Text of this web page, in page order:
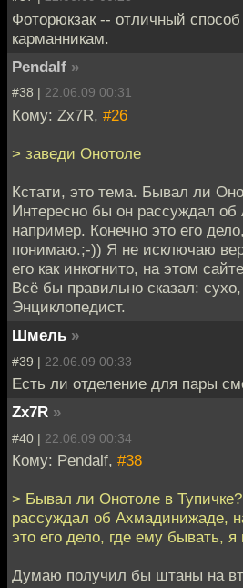
Фоторюкзак -- отличный способ
карманникам.
Pendalf »
#38 | 22.06.09 00:31
Кому: Zx7R, #26
> заведи Онотоле
Кстати, это тема. Бывал ли
Интересно бы он рассуждал
например. Конечно это его
понимаю.;-)) Я не исключаю
его как инкогнито, на этом
Всё бы правильно сказал:
Энциклопедист.
Шмель »
#39 | 22.06.09 00:33
Есть ли отделение для пары
Zx7R »
#40 | 22.06.09 00:34
Кому: Pendalf, #38
> Бывал ли Онотоле в
рассуждал об Ахмадинижаде,
это его дело, где ему бывать,
Думаю получил бы штаны на